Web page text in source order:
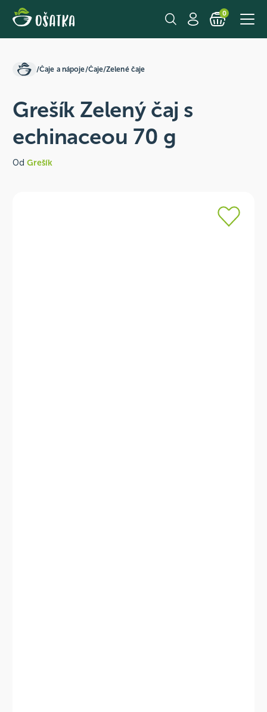
0
/Čaje a nápoje/Čaje/Zelené čaje
Grešík Zelený čaj s
echinaceou 70 g
Od Grešík